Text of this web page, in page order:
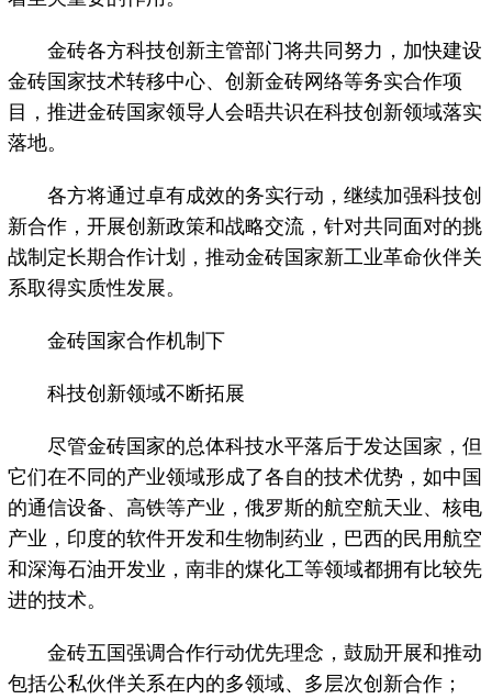
金砖各方科技创新主管部门将共同努力，加快建设
金砖国家技术转移中心、创新金砖网络等务实合作项
目，推进金砖国家领导人会晤共识在科技创新领域落实
落地。
各方将通过卓有成效的务实行动，继续加强科技创
新合作，开展创新政策和战略交流，针对共同面对的挑
战制定长期合作计划，推动金砖国家新工业革命伙伴关
系取得实质性发展。
金砖国家合作机制下
科技创新领域不断拓展
尽管金砖国家的总体科技水平落后于发达国家，但
它们在不同的产业领域形成了各自的技术优势，如中国
的通信设备、高铁等产业，俄罗斯的航空航天业、核电
产业，印度的软件开发和生物制药业，巴西的民用航空
和深海石油开发业，南非的煤化工等领域都拥有比较先
进的技术。
金砖五国强调合作行动优先理念，鼓励开展和推动
包括公私伙伴关系在内的多领域、多层次创新合作；